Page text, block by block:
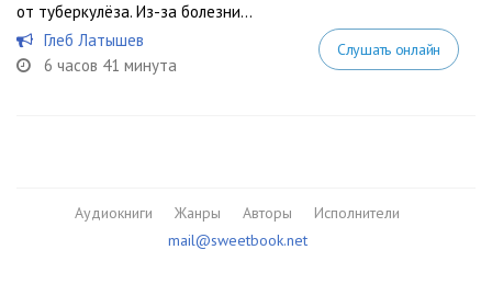
от туберкулёза. Из-за болезни...
Глеб Латышев
6 часов 41 минута
Слушать онлайн
Аудиокниги Жанры Авторы
Исполнители
mail@sweetbook.net